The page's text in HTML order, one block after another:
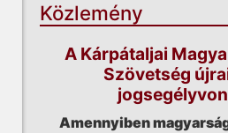
Közlemény
A Kárpátaljai
Szövetség
Amennyiben